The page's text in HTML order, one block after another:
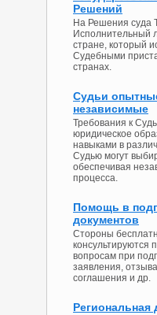
Решений
На Решения суда
Исполнительный
стране, который
Судебными
странах.
Судьи
независимые
Требования к
юридическое
навыками в
Судью могут
обеспечивая
процесса.
Помощь в
документов
Стороны
консультируются
вопросам при
заявления,
соглашения и др.
Региональная